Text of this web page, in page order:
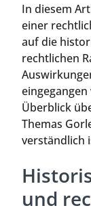
In diesem
einer
auf die
rechtlichen
Überblick
Themas
verständlich
und